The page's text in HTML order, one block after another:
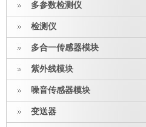
多参数检测仪
检测仪
多合一传感器模块
紫外线模块
噪音传感器模块
变送器